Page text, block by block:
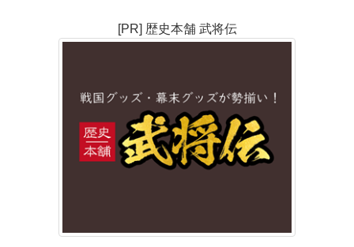
[PR] 歴史本舗 武将伝